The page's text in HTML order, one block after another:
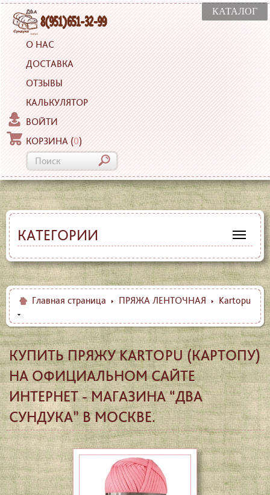
КАТАЛОГ
О НАС
ДОСТАВКА
ОТЗЫВЫ
КАЛЬКУЛЯТОР
ВОЙТИ
КОРЗИНА (0)
КАТЕГОРИИ
Главная страница ПРЯЖА ЛЕНТОЧНАЯ Kartopu
КУПИТЬ ПРЯЖУ KARTOPU (КАРТОПУ)
НА ОФИЦИАЛЬНОМ САЙТЕ
ИНТЕРНЕТ - МАГАЗИНА “ДВА
СУНДУКА” В МОСКВЕ.